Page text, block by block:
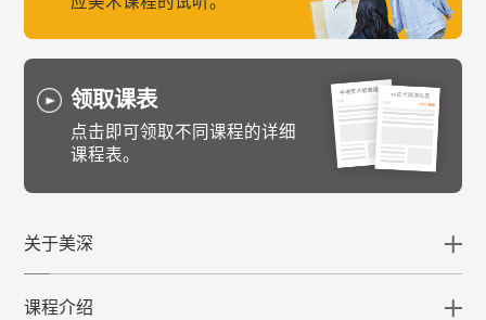
领取课表
点击即可领取不同课程的详细
课程表。
关于美深
课程介绍